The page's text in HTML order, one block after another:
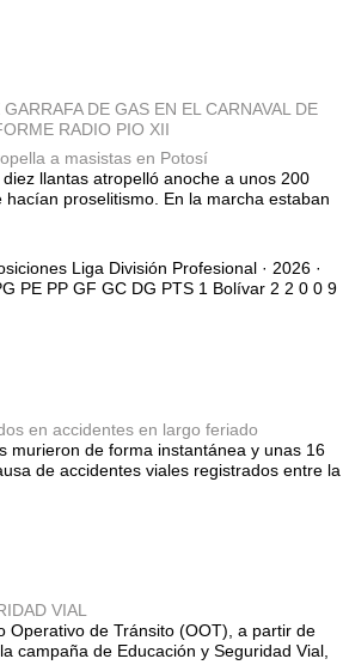
DE GAS EN EL CARNAVAL DE
RADIO PIO XII
a masistas en Potosí
llantas atropelló anoche a unos 200
hacían proselitismo. En la marcha estaban
Liga División Profesional · 2026 ·
PE PP GF GC DG PTS 1 Bolívar 2 2 0 0 9
en accidentes en largo feriado
murieron de forma instantánea y unas 16
de accidentes viales registrados entre la
VIAL
Operativo de Tránsito (OOT), a partir de
campaña de Educación y Seguridad Vial,